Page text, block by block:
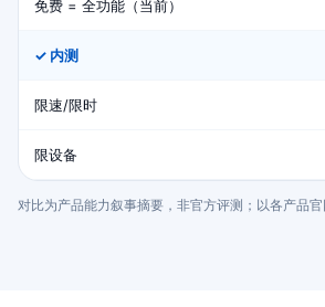
免费 = 全功能（当前）
✓ 内测
限速/限时
限设备
对比为产品能力叙事摘要，非官方评测；以各产品官